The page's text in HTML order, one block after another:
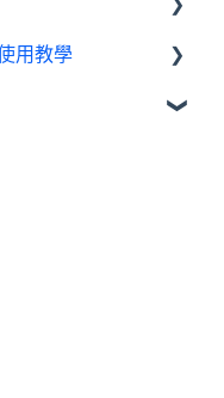
用教學
的教學影片都在